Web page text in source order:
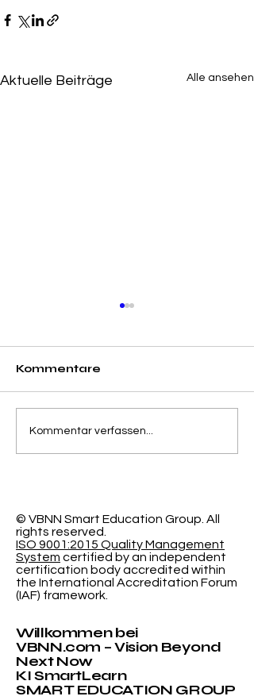
Aktuelle Beiträge Alle ansehen
Trennung von
Genauigkeit und
Kommentare
Kommentar verfassen...
© VBNN Smart Education Group. All
rights reserved.
ISO 9001:2015 Quality Management
System certified by an independent
certification body accredited within
the International Accreditation Forum
(IAF) framework.
Willkommen bei
VBNN.com – Vision Beyond
Next Now
KI SmartLearn
SMART EDUCATION GROUP